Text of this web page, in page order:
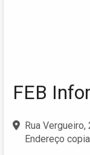
FEB
Rua
Endereço